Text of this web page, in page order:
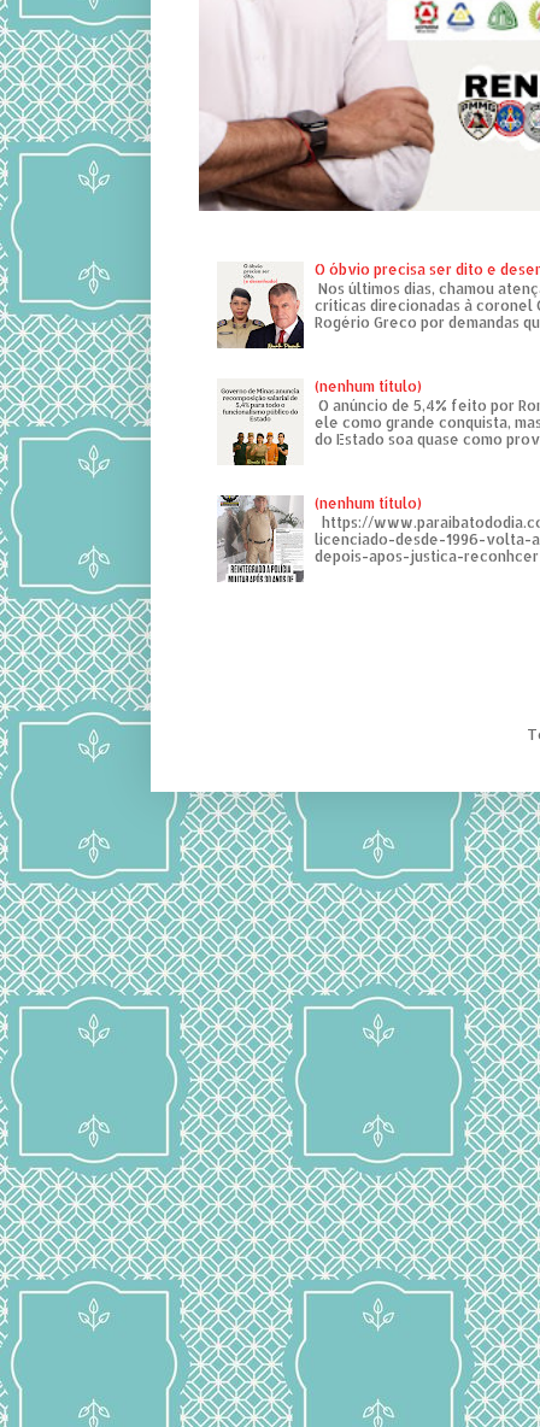
O óbvio precisa ser dito e
Nos últimos dias, chamou
críticas direcionadas à coronel
Rogério Greco por demandas
(nenhum título)
O anúncio de 5,4% feito por
ele como grande conquista,
do Estado soa quase como
(nenhum título)
https://
licenciado-desde-1996-volta-
depois-apos-justica-